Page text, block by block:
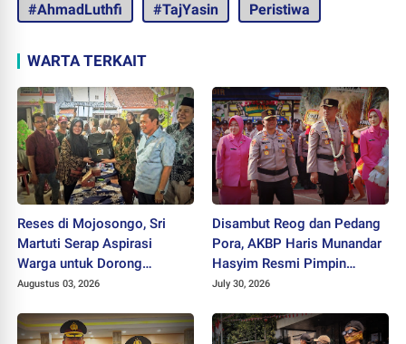
#AhmadLuthfi #TajYasin Peristiwa
WARTA TERKAIT
Reses di Mojosongo, Sri
Martuti Serap Aspirasi
Warga untuk Dorong
Ekonomi Kreatif dan Kota
Augustus 03, 2026
Disambut Reog dan Pedang
Pora, AKBP Haris Munandar
Hasyim Resmi Pimpin
Polres Wonogiri
July 30, 2026